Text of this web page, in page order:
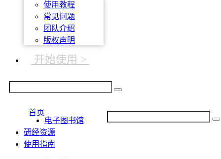
使用教程
常见问题
团队介绍
版权声明
开始使用 >
首页
电子图书馆
研经资源
使用指南